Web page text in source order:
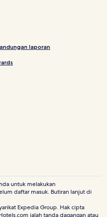
laporan
untuk melakukan
daftar masuk. Butiran lanjut di
Expedia Group. Hak cipta
ialah tanda dagangan atau